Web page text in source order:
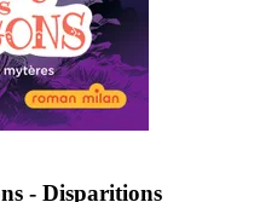
- Disparitions